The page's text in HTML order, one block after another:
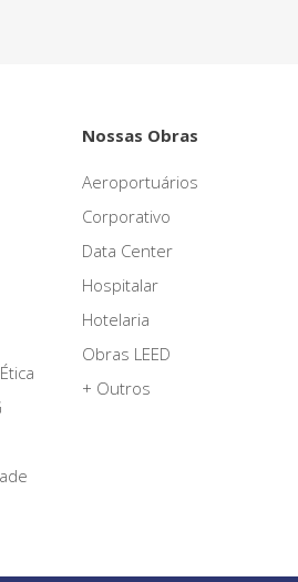
Nossas Obras
Aeroportuários
Corporativo
Data Center
Hospitalar
Hotelaria
Obras LEED
+ Outros